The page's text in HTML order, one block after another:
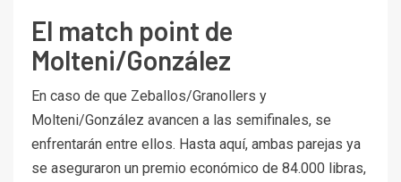
El match point de
Molteni/González
En caso de que Zeballos/Granollers y
Molteni/González avancen a las semifinales, se
enfrentarán entre ellos. Hasta aquí, ambas parejas ya
se aseguraron un premio económico de 84.000 libras,